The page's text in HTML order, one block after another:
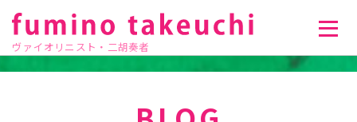
ヴァイオリニスト・二胡奏者